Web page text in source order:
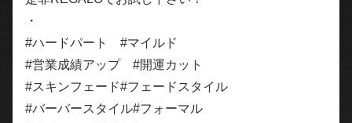
・
#ハードパート #マイルド
#営業成績アップ #開運カット
#スキンフェード#フェードスタイル
#バーバースタイル#フォーマル